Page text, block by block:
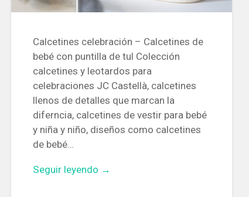
Calcetines celebración – Calcetines de
bebé con puntilla de tul Colección
calcetines y leotardos para
celebraciones JC Castellà, calcetines
llenos de detalles que marcan la
diferncia, calcetines de vestir para bebé
y niña y niño, diseños como calcetines
de bebé…
Seguir leyendo →